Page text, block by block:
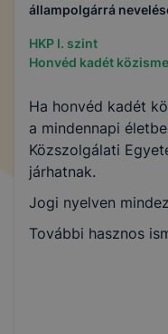
állampolgárrá
HKP I. szint
Honvéd kadét
Ha honvéd kadét
a mindennapi
Közszolgálati
járhatnak.
Jogi nyelven
További hasznos